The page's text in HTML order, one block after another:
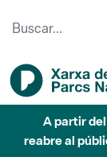
A partir
reabre al